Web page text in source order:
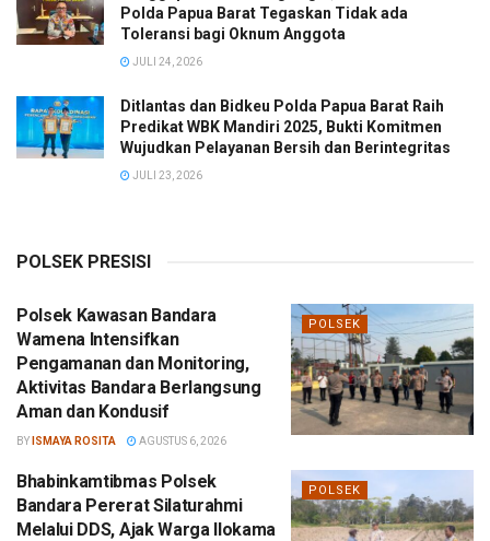
Polda Papua Barat Tegaskan Tidak ada
Toleransi bagi Oknum Anggota
JULI 24, 2026
Ditlantas dan Bidkeu Polda Papua Barat Raih
Predikat WBK Mandiri 2025, Bukti Komitmen
Wujudkan Pelayanan Bersih dan Berintegritas
JULI 23, 2026
POLSEK PRESISI
POLSEK
Polsek Kawasan Bandara
Wamena Intensifkan
Pengamanan dan Monitoring,
Aktivitas Bandara Berlangsung
Aman dan Kondusif
BY ISMAYA ROSITA AGUSTUS 6, 2026
POLSEK
Bhabinkamtibmas Polsek
Bandara Pererat Silaturahmi
Melalui DDS, Ajak Warga Ilokama